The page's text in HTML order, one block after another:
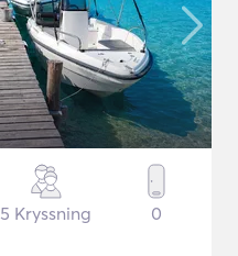
5 Kryssning 0